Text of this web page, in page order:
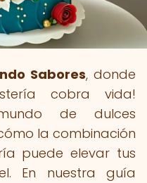
Sabores, donde
cobra vida!
de dulces
la combinación
puede elevar tus
En nuestra guía